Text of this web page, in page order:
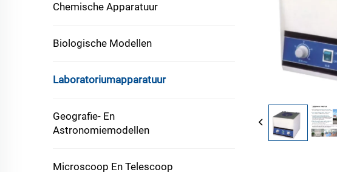
Chemische Apparatuur
Biologische Modellen
Laboratoriumapparatuur
Geografie- En
Astronomiemodellen
Microscoop En Telescoop